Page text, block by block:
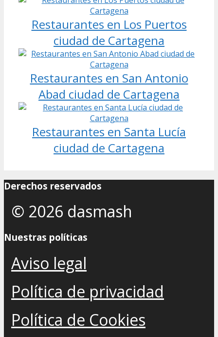
Restaurantes en Los Puertos
ciudad de Cartagena
Restaurantes en San Antonio
Abad ciudad de Cartagena
Restaurantes en Santa Lucía
ciudad de Cartagena
Derechos reservados
© 2026 dasmash
Nuestras políticas
Aviso legal
Política de privacidad
Política de Cookies